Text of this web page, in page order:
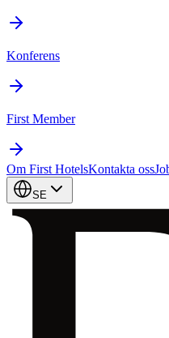
Konferens
First Member
Om First HotelsKontakta oss
SE